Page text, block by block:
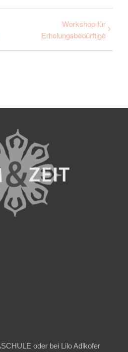
Workshop für
Erholungsbedürftige
oder bei Lilo Adlkofer